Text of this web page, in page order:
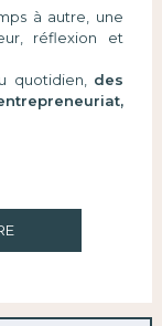
à autre, une
réflexion et
quotidien, des